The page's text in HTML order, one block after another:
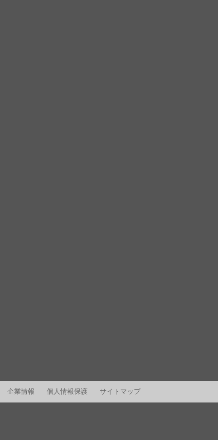
企業情報 個人情報保護 サイトマップ